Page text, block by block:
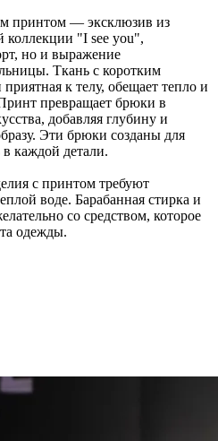
принтом — эксклюзив из
коллекции "I see you",
но и выражение
Ткань с коротким
к телу, обещает тепло и
превращает брюки в
добавляя глубину и
Эти брюки созданы для
в каждой детали.
с принтом требуют
воде. Барабанная стирка и
со средством, которое
одежды.